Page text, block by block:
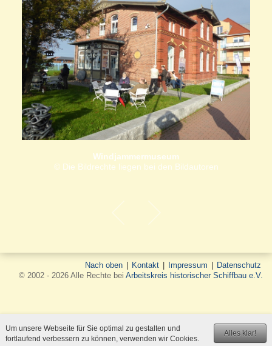
Windjammermuseum
© Die Bildrechte liegen bei den Bildautoren
Nach oben Kontakt Impressum
Datenschutz
© 2002 - 2026 Alle Rechte bei Arbeitskreis historischer Schiffbau e.V.
Alles klar!
Um unsere Webseite für Sie optimal zu gestalten und
fortlaufend verbessern zu können, verwenden wir Cookies.